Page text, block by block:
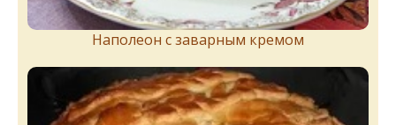
Наполеон с заварным кремом